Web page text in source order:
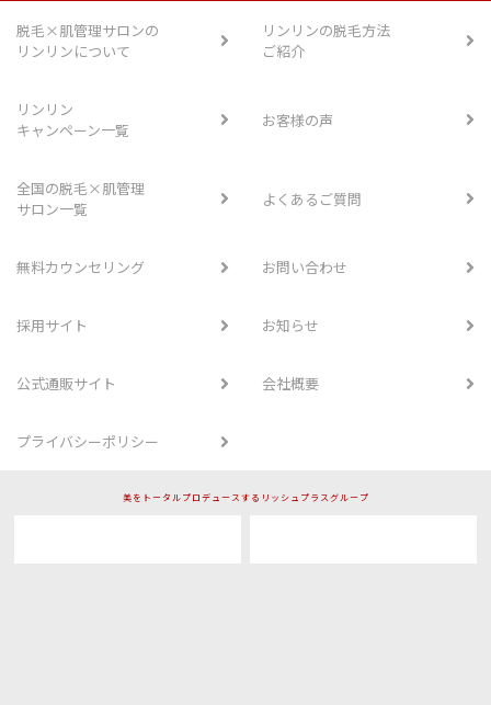
脱毛×肌管理サロンの
リンリンについて
リンリンの脱毛方法
ご紹介
リンリン
キャンペーン一覧
お客様の声
全国の脱毛×肌管理
サロン一覧
よくあるご質問
無料カウンセリング お問い合わせ
採用サイト お知らせ
公式通販サイト 会社概要
プライバシーポリシー
美をトータルプロデュースするリッシュプラスグループ